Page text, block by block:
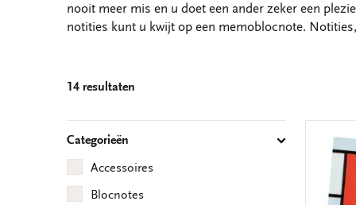
nooit meer mis en u doet een ander zeker een
notities kunt u kwijt op een memoblocnote.
14 resultaten
Categorieën
Accessoires
Blocnotes